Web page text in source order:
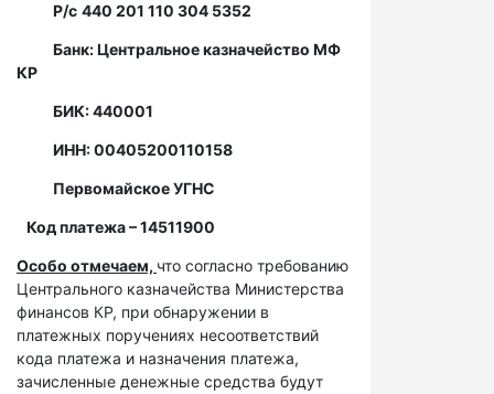
Р/с 440 201 110 304 5352
Банк: Центральное казначейство МФ
КР
БИК: 440001
ИНН: 00405200110158
Первомайское УГНС
Код платежа – 14511900
Особо отмечаем, что согласно требованию
Центрального казначейства Министерства
финансов КР, при обнаружении в
платежных поручениях несоответствий
кода платежа и назначения платежа,
зачисленные денежные средства будут